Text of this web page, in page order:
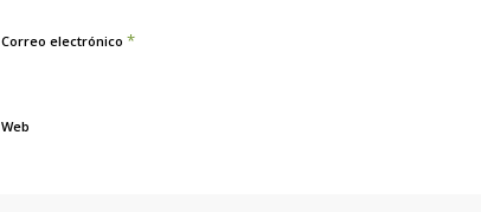
Correo electrónico *
Web